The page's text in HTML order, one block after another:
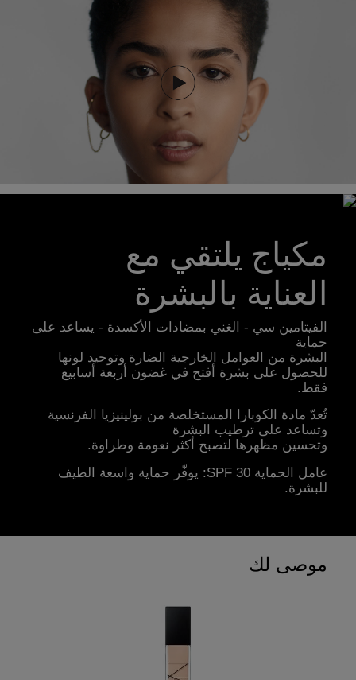
مكياج يلتقي مع
العناية بالبشرة
الفيتامين سي - الغني بمضادات الأكسدة - يساعد على
حماية
البشرة من العوامل الخارجية الضارة وتوحيد لونها
للحصول على بشرة أفتح في غضون أربعة أسابيع
فقط.
تُعدّ مادة الكوبارا المستخلصة من بولينيزيا الفرنسية
وتساعد على ترطيب البشرة
وتحسين مظهرها لتصبح أكثر نعومة وطراوة.
عامل الحماية SPF 30: يوفّر حماية واسعة الطيف
للبشرة.
موصى لك